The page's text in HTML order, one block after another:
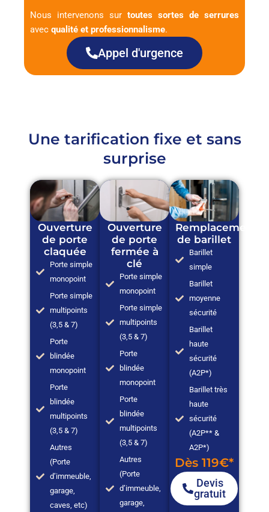
Nous intervenons sur toutes sortes de serrures
avec qualité et professionnalisme.
Appel d'urgence
Une tarification fixe et sans
surprise
Ouverture
de porte
claquée
Porte simple
monopoint
Porte simple
multipoints
(3,5 & 7)
Porte
blindée
monopoint
Porte
blindée
multipoints
(3,5 & 7)
Autres
(Porte
d’immeuble,
garage,
caves, etc)
Ouverture
de porte
fermée à
clé
Porte simple
monopoint
Porte simple
multipoints
(3,5 & 7)
Porte
blindée
monopoint
Porte
blindée
multipoints
(3,5 & 7)
Autres
(Porte
d’immeuble,
garage,
Remplacement
de barillet
Barillet
simple
Barillet
moyenne
sécurité
Barillet
haute
sécurité
(A2P*)
Barillet très
haute
sécurité
(A2P** &
A2P*)
Dès 119€*
Devis
gratuit